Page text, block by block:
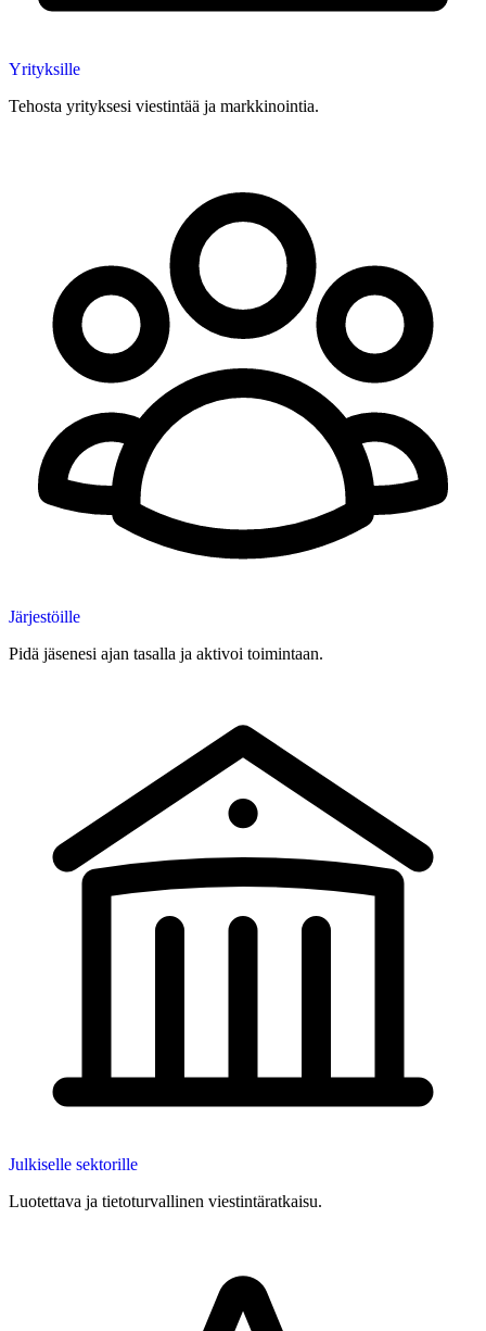
Yrityksille
Tehosta yrityksesi viestintää ja markkinointia.
Järjestöille
Pidä jäsenesi ajan tasalla ja aktivoi toimintaan.
Julkiselle sektorille
Luotettava ja tietoturvallinen viestintäratkaisu.